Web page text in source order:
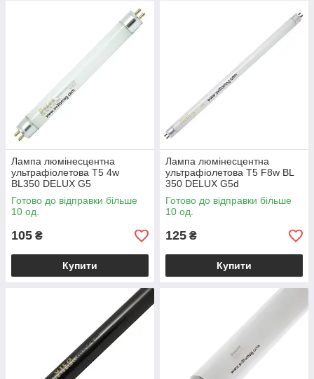
Лампа люмінесцентна
ультрафіолетова Т5 4w
BL350 DELUX G5
Готово до відправки більше
10 од.
105 ₴
Купити
Лампа люмінесцентна
ультрафіолетова T5 F8w BL
350 DELUX G5d
Готово до відправки більше
10 од.
125 ₴
Купити